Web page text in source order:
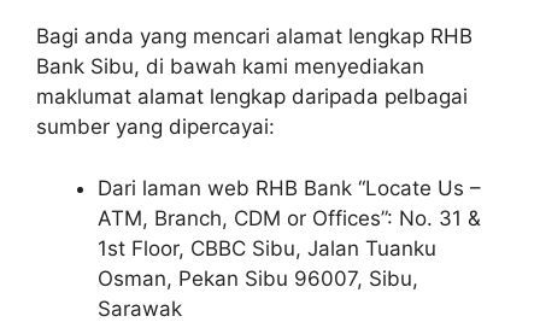
Bagi anda yang mencari alamat lengkap RHB
Bank Sibu, di bawah kami menyediakan
maklumat alamat lengkap daripada pelbagai
sumber yang dipercayai:
Dari laman web RHB Bank “Locate Us –
ATM, Branch, CDM or Offices”: No. 31 &
1st Floor, CBBC Sibu, Jalan Tuanku
Osman, Pekan Sibu 96007, Sibu,
Sarawak